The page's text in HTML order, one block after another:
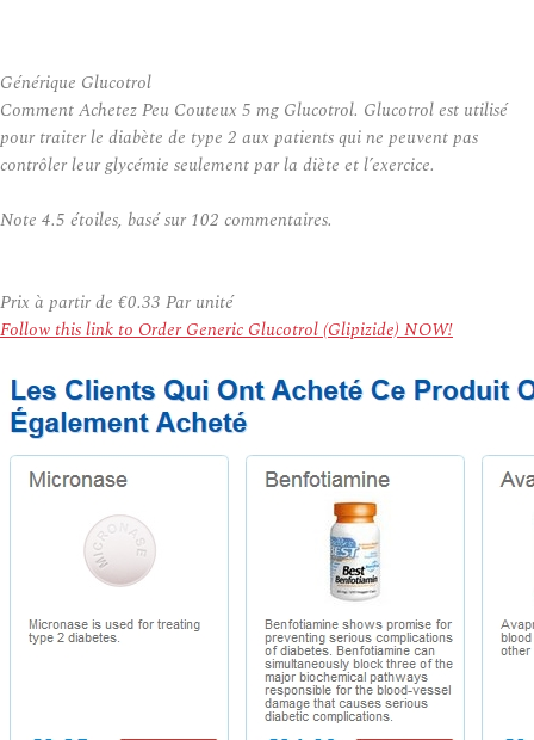
Générique Glucotrol
Comment Achetez Peu Couteux 5 mg Glucotrol. Glucotrol est utilisé
pour traiter le diabète de type 2 aux patients qui ne peuvent pas
contrôler leur glycémie seulement par la diète et l’exercice.
Note 4.5 étoiles, basé sur 102 commentaires.
Prix à partir de €0.33 Par unité
Follow this link to Order Generic Glucotrol (Glipizide) NOW!